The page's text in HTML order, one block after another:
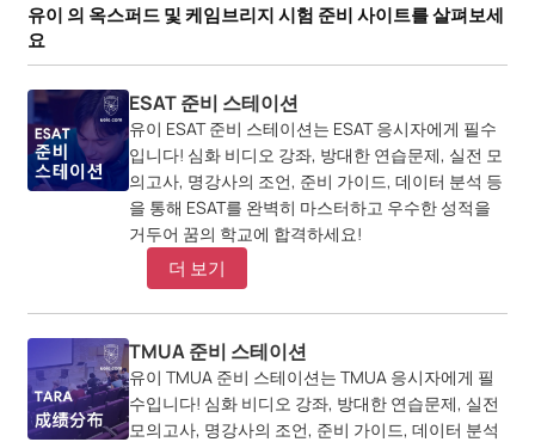
유이 의 옥스퍼드 및 케임브리지 시험 준비 사이트를 살펴보세
요
ESAT 준비 스테이션
유이 ESAT 준비 스테이션는 ESAT 응시자에게 필수
입니다! 심화 비디오 강좌, 방대한 연습문제, 실전 모
의고사, 명강사의 조언, 준비 가이드, 데이터 분석 등
을 통해 ESAT를 완벽히 마스터하고 우수한 성적을
거두어 꿈의 학교에 합격하세요!
더 보기
TMUA 준비 스테이션
유이 TMUA 준비 스테이션는 TMUA 응시자에게 필
수입니다! 심화 비디오 강좌, 방대한 연습문제, 실전
모의고사, 명강사의 조언, 준비 가이드, 데이터 분석